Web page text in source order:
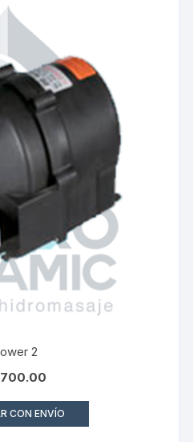
2
CON ENVÍO